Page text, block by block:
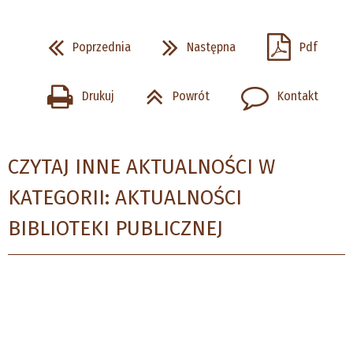
Poprzednia Następna Pdf
Drukuj Powrót Kontakt
CZYTAJ INNE AKTUALNOŚCI W
KATEGORII: AKTUALNOŚCI
BIBLIOTEKI PUBLICZNEJ